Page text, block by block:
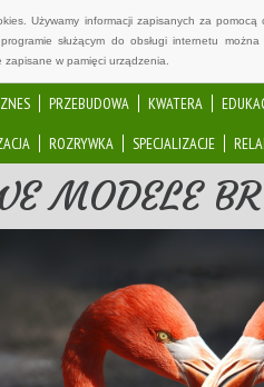
Używamy informacji zapisanych za
służącym do obsługi internetu
w pamięci urządzenia.
PRZEBUDOWA KWATERA
ROZRYWKA SPECJALIZACJE
MODELE